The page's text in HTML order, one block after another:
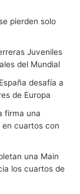
pierden solo
Juveniles
del Mundial
desafía a
de Europa
firma una
cuartos con
una Main
los cuartos de